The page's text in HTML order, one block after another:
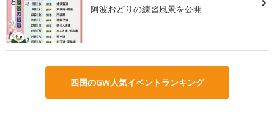
阿波おどりの練習風景を公開
四国のGW人気イベントランキング